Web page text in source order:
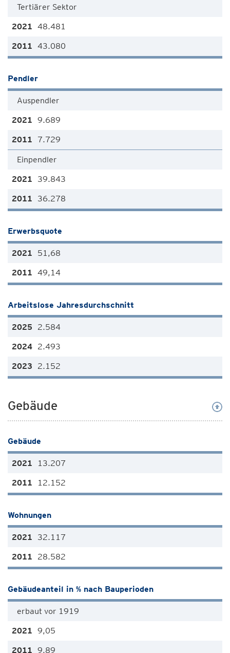
Tertiärer Sektor
48.481
43.080
Pendler
Auspendler
9.689
7.729
Einpendler
39.843
36.278
Erwerbsquote
51,68
49,14
Arbeitslose Jahresdurchschnitt
2.584
2.493
2.152
Gebäude
Gebäude
13.207
12.152
Wohnungen
32.117
28.582
Gebäudeanteil in % nach Bauperioden
erbaut vor 1919
9,05
9,89